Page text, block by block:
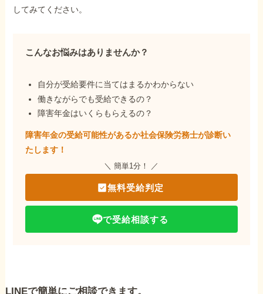
してみてください。
こんなお悩みはありませんか？
自分が受給要件に当てはまるかわからない
働きながらでも受給できるの？
障害年金はいくらもらえるの？
障害年金の受給可能性があるか社会保険労務士が診断い
たします！
＼ 簡単1分！ ／
無料受給判定
で受給相談する
LINEで簡単にご相談できます。